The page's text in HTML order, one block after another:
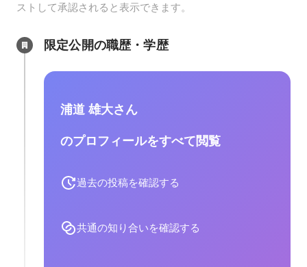
ストして承認されると表示できます。
限定公開の職歴・学歴
浦道 雄大さん
のプロフィールをすべて閲覧
過去の投稿を確認する
共通の知り合いを確認する